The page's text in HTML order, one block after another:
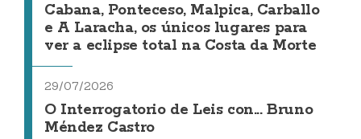
Cabana, Ponteceso, Malpica, Carballo
e A Laracha, os únicos lugares para
ver a eclipse total na Costa da Morte
29/07/2026
O Interrogatorio de Leis con... Bruno
Méndez Castro